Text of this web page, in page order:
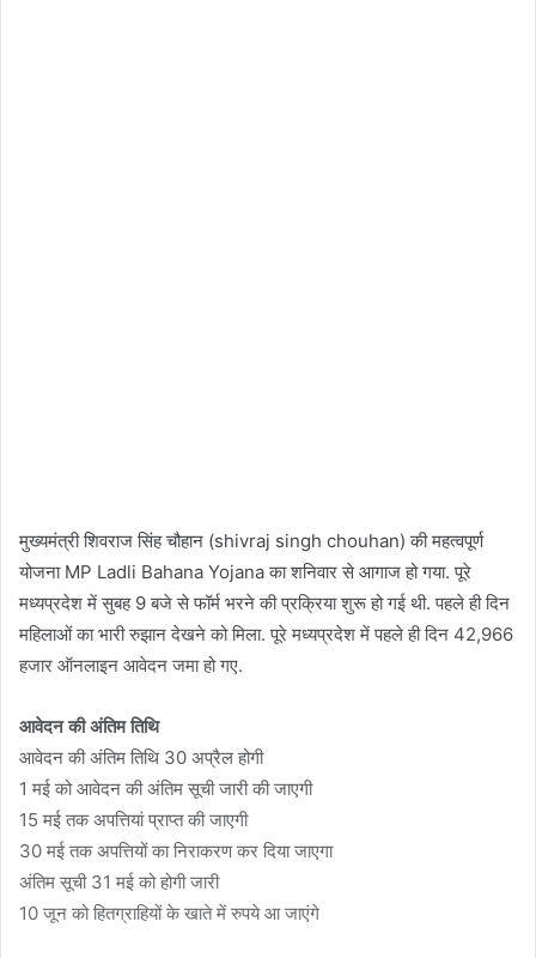
मुख्यमंत्री शिवराज सिंह चौहान (shivraj singh chouhan) की महत्वपूर्ण
योजना MP Ladli Bahana Yojana का शनिवार से आगाज हो गया. पूरे
मध्यप्रदेश में सुबह 9 बजे से फॉर्म भरने की प्रक्रिया शुरू हो गई थी. पहले ही दिन
महिलाओं का भारी रुझान देखने को मिला. पूरे मध्यप्रदेश में पहले ही दिन 42,966
हजार ऑनलाइन आवेदन जमा हो गए.
आवेदन की अंतिम तिथि
आवेदन की अंतिम तिथि 30 अप्रैल होगी
1 मई को आवेदन की अंतिम सूची जारी की जाएगी
15 मई तक अपत्तियां प्राप्त की जाएगी
30 मई तक अपत्तियों का निराकरण कर दिया जाएगा
अंतिम सूची 31 मई को होगी जारी
10 जून को हितग्राहियों के खाते में रुपये आ जाएंगे